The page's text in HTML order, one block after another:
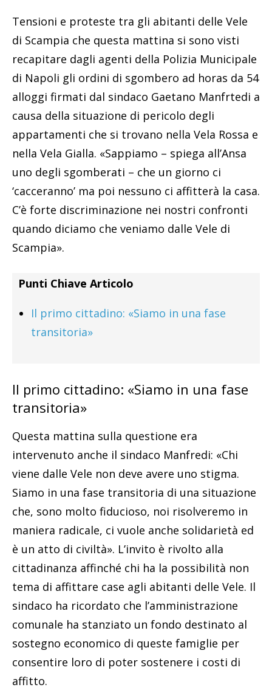
Tensioni e proteste tra gli abitanti delle Vele
di Scampia che questa mattina si sono visti
recapitare dagli agenti della Polizia Municipale
di Napoli gli ordini di sgombero ad horas da 54
alloggi firmati dal sindaco Gaetano Manfrtedi a
causa della situazione di pericolo degli
appartamenti che si trovano nella Vela Rossa e
nella Vela Gialla. «Sappiamo – spiega all’Ansa
uno degli sgomberati – che un giorno ci
‘cacceranno’ ma poi nessuno ci affitterà la casa.
C’è forte discriminazione nei nostri confronti
quando diciamo che veniamo dalle Vele di
Scampia».
Punti Chiave Articolo
Il primo cittadino: «Siamo in una fase
transitoria»
Il primo cittadino: «Siamo in una fase
transitoria»
Questa mattina sulla questione era
intervenuto anche il sindaco Manfredi: «Chi
viene dalle Vele non deve avere uno stigma.
Siamo in una fase transitoria di una situazione
che, sono molto fiducioso, noi risolveremo in
maniera radicale, ci vuole anche solidarietà ed
è un atto di civiltà». L’invito è rivolto alla
cittadinanza affinché chi ha la possibilità non
tema di affittare case agli abitanti delle Vele. Il
sindaco ha ricordato che l’amministrazione
comunale ha stanziato un fondo destinato al
sostegno economico di queste famiglie per
consentire loro di poter sostenere i costi di
affitto.